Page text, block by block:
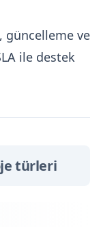
güncelleme ve
ile destek
türleri